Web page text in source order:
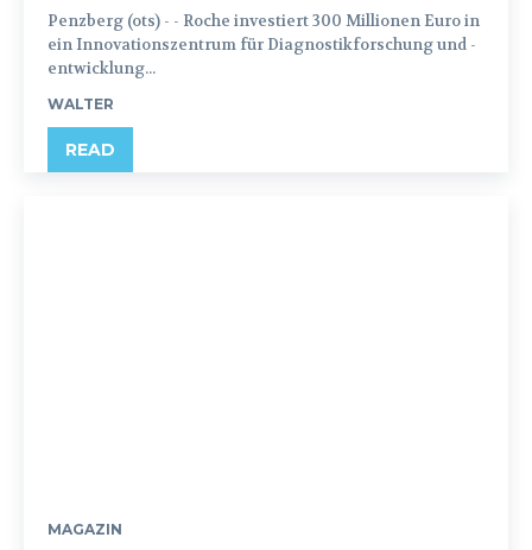
Penzberg (ots) - - Roche investiert 300 Millionen Euro in
ein Innovationszentrum für Diagnostikforschung und -
entwicklung...
WALTER
READ
MAGAZIN